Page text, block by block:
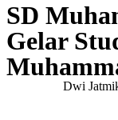
SD
Gelar
Dwi